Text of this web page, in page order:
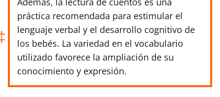
práctica recomendada para estimular el
lenguaje verbal y el desarrollo cognitivo de
los bebés. La variedad en el vocabulario
utilizado favorece la ampliación de su
conocimiento y expresión.